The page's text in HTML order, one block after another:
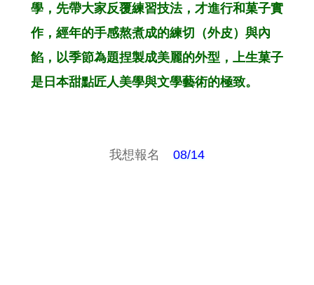
學，先帶大家反覆練習技法，才進行和菓子實
作，經年的手感熬煮成的練切（外皮）與內
餡，以季節為題捏製成美麗的外型，上生菓子
是日本甜點匠人美學與文學藝術的極致。
我想報名 08/14